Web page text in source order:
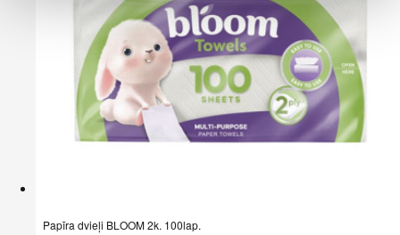
Papīra dvieļi BLOOM 2k. 100lap.